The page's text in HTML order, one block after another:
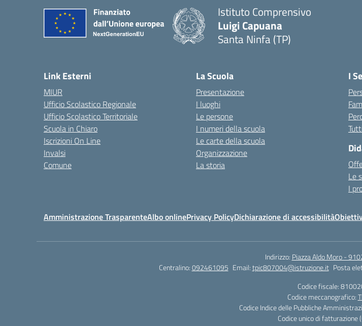
Istituto Comprensivo
Luigi Capuana
Santa Ninfa (TP)
Link Esterni
MIUR
Ufficio Scolastico Regionale
Ufficio Scolastico Territoriale
Scuola in Chiaro
Iscrizioni On Line
Invalsi
Comune
La Scuola
Presentazione
I luoghi
Le persone
I numeri della scuola
Le carte della scuola
Organizzazione
La storia
I
Le
I
Amministrazione TrasparenteAlbo onlinePrivacy PolicyDichiarazione di accessibilità
Indirizzo: Piazza Aldo Moro -
Centralino:092461095 Email:tpic807004@istruzione.it Posta
Codice fiscale:
Codice meccanografico:
Codice Indice delle Pubbliche
Codice unico di fatturazione